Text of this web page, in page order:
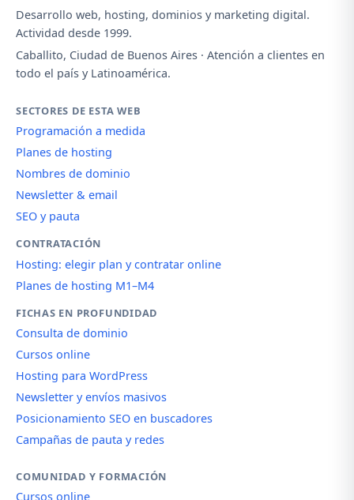
Desarrollo web, hosting, dominios y marketing digital.
Actividad desde 1999.
Caballito, Ciudad de Buenos Aires · Atención a clientes en
todo el país y Latinoamérica.
SECTORES DE ESTA WEB
Programación a medida
Planes de hosting
Nombres de dominio
Newsletter & email
SEO y pauta
CONTRATACIÓN
Hosting: elegir plan y contratar online
Planes de hosting M1–M4
FICHAS EN PROFUNDIDAD
Consulta de dominio
Cursos online
Hosting para WordPress
Newsletter y envíos masivos
Posicionamiento SEO en buscadores
Campañas de pauta y redes
COMUNIDAD Y FORMACIÓN
Cursos online